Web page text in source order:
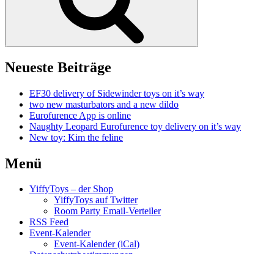
Neueste Beiträge
EF30 delivery of Sidewinder toys on it’s way
two new masturbators and a new dildo
Eurofurence App is online
Naughty Leopard Eurofurence toy delivery on it’s way
New toy: Kim the feline
Menü
YiffyToys – der Shop
YiffyToys auf Twitter
Room Party Email-Verteiler
RSS Feed
Event-Kalender
Event-Kalender (iCal)